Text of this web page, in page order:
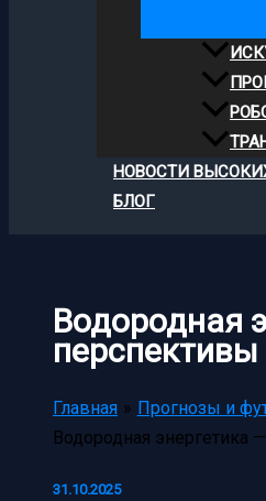
НОВОСТИ
БЛОГ
Водородная
перспективы
Главная
Прогнозы и
Водородная энергетика
31.10.2025